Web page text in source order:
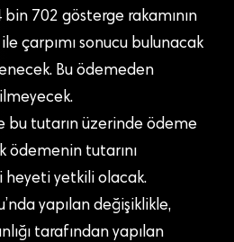
702 gösterge rakamının
ile çarpımı sonucu bulunacak
Bu ödemeden
bu tutarın üzerinde ödeme
ödemenin tutarını
yetkili olacak.
yapılan değişiklikle,
tarafından yapılan